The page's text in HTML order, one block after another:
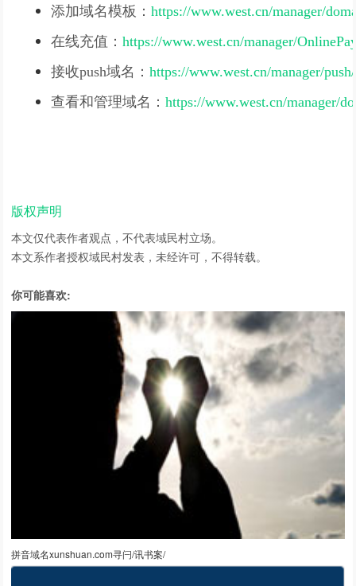
添加域名模板：https://www.west.cn/manager/
在线充值：https://www.west.cn/manager/
接收push域名：https://www.west.cn/manager/
查看和管理域名：https://www.west.cn/manager/
版权声明
本文仅代表作者观点，不代表域民村立场。
本文系作者授权域民村发表，未经许可，不得转载。
你可能喜欢:
拼音域名xunshuan.com寻闩/讯书案/